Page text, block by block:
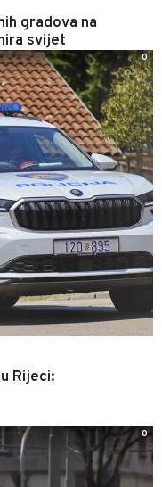
gradova na
svijet
Rijeci:
0
0